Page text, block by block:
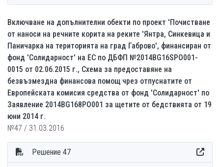
Включване на допълнителни обекти по проект 'Почистване
от наноси на речните корита на реките 'Янтра, Синкевица и
Паничарка на територията на град Габрово', финансиран от
фонд 'Солидарност' на ЕС по ДБФП №2014BG16SPO001-
0015 от 02.06.2015 г., Схема за предоставяне на
безвъзмездна финансова помощ чрез отпуснатите от
Европейската комисия средства от фонд 'Солидарност' по
Заявление 2014BG168PO001 за щетите от бедствията от 19
юни 2014 г.
№47 / 31.03.2016
Решение 47